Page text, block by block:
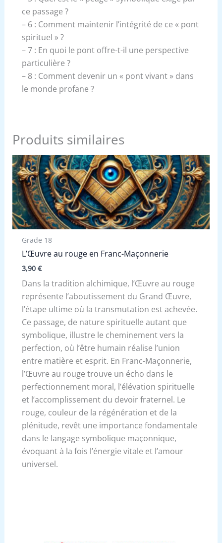
ce passage ?
– 6 : Comment maintenir l’intégrité de ce « pont
spirituel » ?
– 7 : En quoi le pont offre-t-il une perspective
particulière ?
– 8 : Comment devenir un « pont vivant » dans
le monde profane ?
Produits similaires
Grade 18
L’Œuvre au rouge en Franc-Maçonnerie
3,90 €
Dans la tradition alchimique, l’Œuvre au rouge
représente l’aboutissement du Grand Œuvre,
l’étape ultime où la transmutation est achevée.
Ce passage, de nature spirituelle autant que
symbolique, illustre le cheminement vers la
perfection, où l’être humain réalise l’union
entre matière et esprit. En Franc-Maçonnerie,
l’Œuvre au rouge trouve un écho dans le
perfectionnement moral, l’élévation spirituelle
et l’accomplissement du devoir fraternel. Le
rouge, couleur de la régénération et de la
plénitude, revêt une importance fondamentale
dans le langage symbolique maçonnique,
évoquant à la fois l’énergie vitale et l’amour
universel.